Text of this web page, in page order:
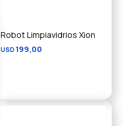
Robot Limpiavidrios Xion
USD 199,00